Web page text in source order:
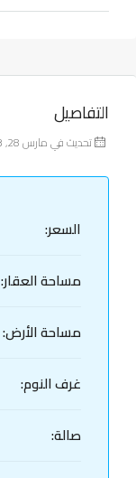
التفاصيل
تحديث في مارس 28, 2023 في 1:36 م
السعر:
مساحة العقار:
مساحة الأرض:
غرف النوم:
صالة: